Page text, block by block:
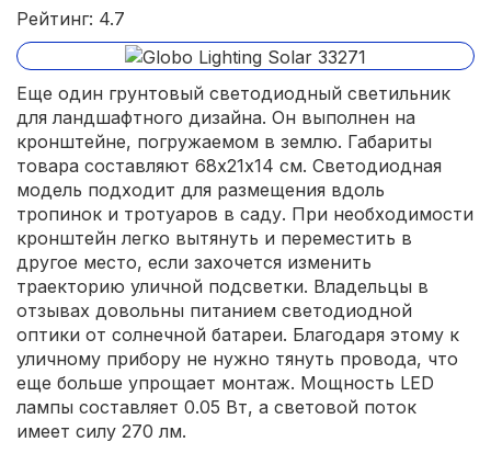
Рейтинг: 4.7
Еще один грунтовый светодиодный светильник
для ландшафтного дизайна. Он выполнен на
кронштейне, погружаемом в землю. Габариты
товара составляют 68х21х14 см. Светодиодная
модель подходит для размещения вдоль
тропинок и тротуаров в саду. При необходимости
кронштейн легко вытянуть и переместить в
другое место, если захочется изменить
траекторию уличной подсветки. Владельцы в
отзывах довольны питанием светодиодной
оптики от солнечной батареи. Благодаря этому к
уличному прибору не нужно тянуть провода, что
еще больше упрощает монтаж. Мощность LED
лампы составляет 0.05 Вт, а световой поток
имеет силу 270 лм.